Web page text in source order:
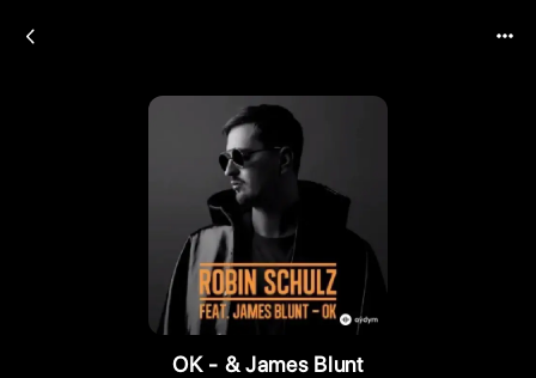
OK - & James Blunt